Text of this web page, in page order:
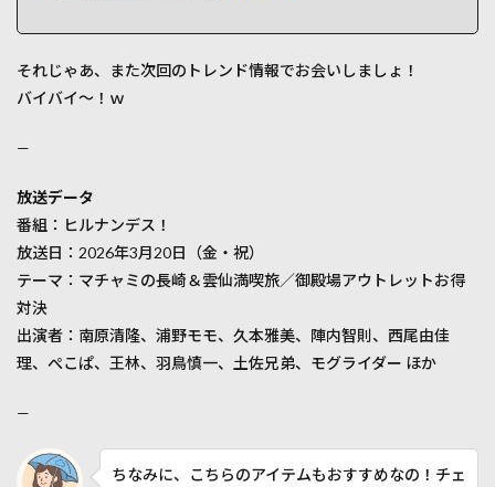
それじゃあ、また次回のトレンド情報でお会いしましょ！
バイバイ〜！ｗ
—
放送データ
番組：ヒルナンデス！
放送日：2026年3月20日（金・祝）
テーマ：マチャミの長崎＆雲仙満喫旅／御殿場アウトレットお得
対決
出演者：南原清隆、浦野モモ、久本雅美、陣内智則、西尾由佳
理、ぺこぱ、王林、羽鳥慎一、土佐兄弟、モグライダー ほか
—
ちなみに、こちらのアイテムもおすすめなの！チェ